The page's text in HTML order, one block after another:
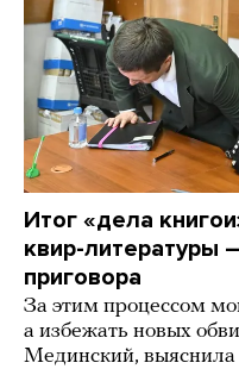
Итог «дела
квир-литературы
приговора
За этим процессом
а избежать новых
Мединский, выяснила